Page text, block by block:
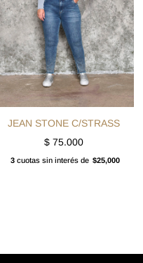
JEAN STONE C/STRASS
$75.000
3 cuotas sin interés de $25,000